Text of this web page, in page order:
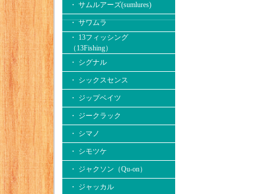
・ サムルアーズ(sumlures)
・ サワムラ
・ 13フィッシング
（13Fishing）
・ シグナル
・ シックスセンス
・ ジップベイツ
・ ジークラック
・ シマノ
・ シモツケ
・ ジャクソン（Qu-on）
・ ジャッカル